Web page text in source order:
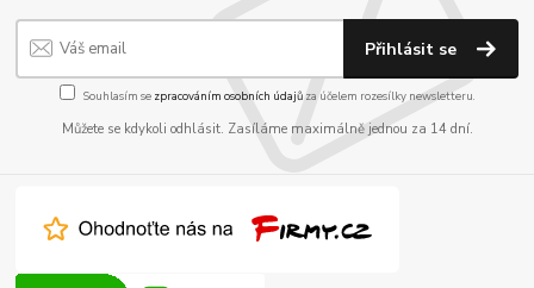
Přihlásit se
Souhlasím se zpracováním osobních údajůza účelem rozesílky newsletteru.
Můžete se kdykoli odhlásit. Zasíláme maximálně jednou za 14 dní.